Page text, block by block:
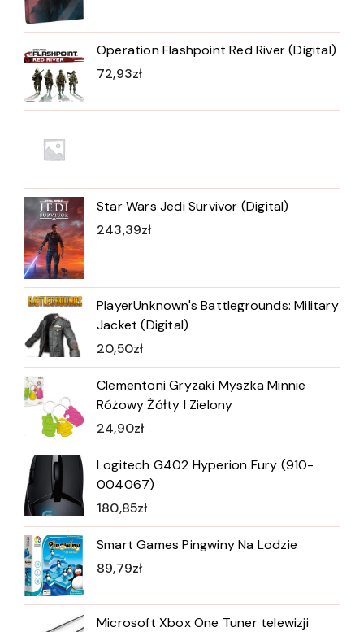
Operation Flashpoint Red River (Digital)
72,93zł
Star Wars Jedi Survivor (Digital)
243,39zł
PlayerUnknown's Battlegrounds: Military
Jacket (Digital)
20,50zł
Clementoni Gryzaki Myszka Minnie
Różowy Żółty I Zielony
24,90zł
Logitech G402 Hyperion Fury (910-
004067)
180,85zł
Smart Games Pingwiny Na Lodzie
89,79zł
Microsoft Xbox One Tuner telewizji